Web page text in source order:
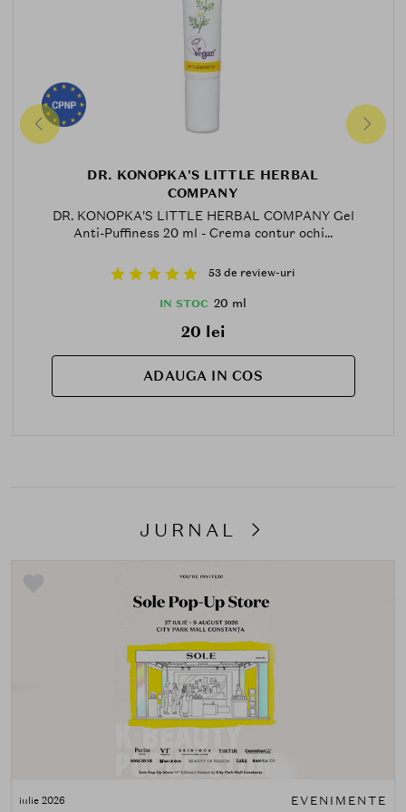
DR. KONOPKA'S LITTLE HERBAL
COMPANY
DR. KONOPKA'S LITTLE HERBAL COMPANY Gel
Anti-Puffiness 20 ml - Crema contur ochi...
53 de review-uri
IN STOC 20 ml
20 lei
ADAUGA IN COS
JURNAL
iulie 2026 EVENIMENTE